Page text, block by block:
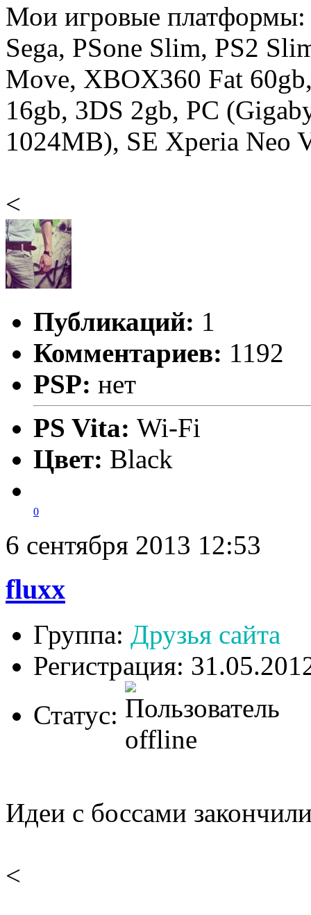
Мои игровые платформы:
Sega, PSone Slim, PS2
Move, XBOX360 Fat
16gb, 3DS 2gb, PC
1024MB), SE Xperia Neo
<
Публикаций: 1
Комментариев: 1192
PSP: нет
PS Vita: Wi-Fi
Цвет: Black
0
6 сентября 2013 12:53
fluxx
Группа: Друзья сайта
Регистрация:
Статус:
Идеи с боссами
<